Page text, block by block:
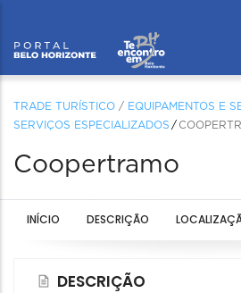
TRADE TURÍSTICO / EQUIPAMENTOS E
SERVIÇOS ESPECIALIZADOS
Coopertramo
INÍCIO DESCRIÇÃO
DESCRIÇÃO